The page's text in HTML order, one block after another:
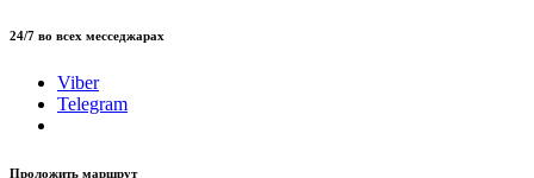
24/7 во всех месседжарах
Viber
Telegram
Проложить маршрут